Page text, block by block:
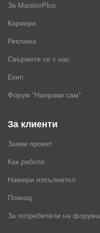
За MaistorPlus
Кариери
Реклама
Свържете се с нас
Екип
Форум "Направи сам"
За клиенти
Заяви проект
Как работи
Намери изпълнител
Помощ
За потребители на форума